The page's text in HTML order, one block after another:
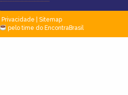
Privacidade
Sitemap
pelo time do EncontraBrasil